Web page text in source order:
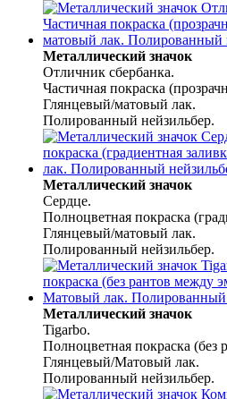
Металлический значок
Отличник сбербанка.
Частичная покраска
Глянцевый/матовый лак.
Полированный нейзильбер.
Металлический значок
Сердце.
Полноцветная покраска
Глянцевый/матовый лак.
Полированный нейзильбер.
Металлический значок
Tigarbo.
Полноцветная покраска (без
Глянцевый/Матовый лак.
Полированный нейзильбер.